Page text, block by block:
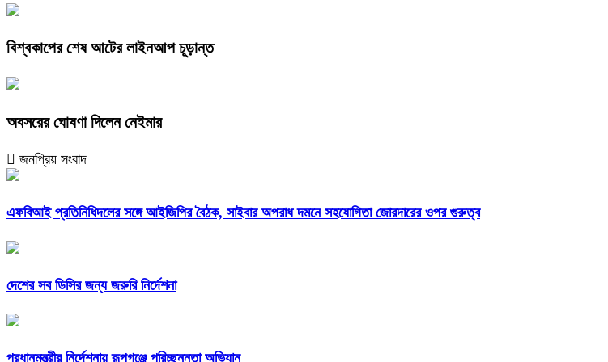
বিশ্বকাপের শেষ আটের লাইনআপ চূড়ান্ত
অবসরের ঘোষণা দিলেন নেইমার
জনপ্রিয় সংবাদ
এফবিআই প্রতিনিধিদলের সঙ্গে আইজিপির বৈঠক, সাইবার অপরাধ দমনে সহযোগিতা জোরদারের ওপর গুরুত্ব
দেশের সব ডিসির জন্য জরুরি নির্দেশনা
প্রধানমন্ত্রীর নির্দেশনায় রূপগঞ্জে পরিচ্ছন্নতা অভিযান